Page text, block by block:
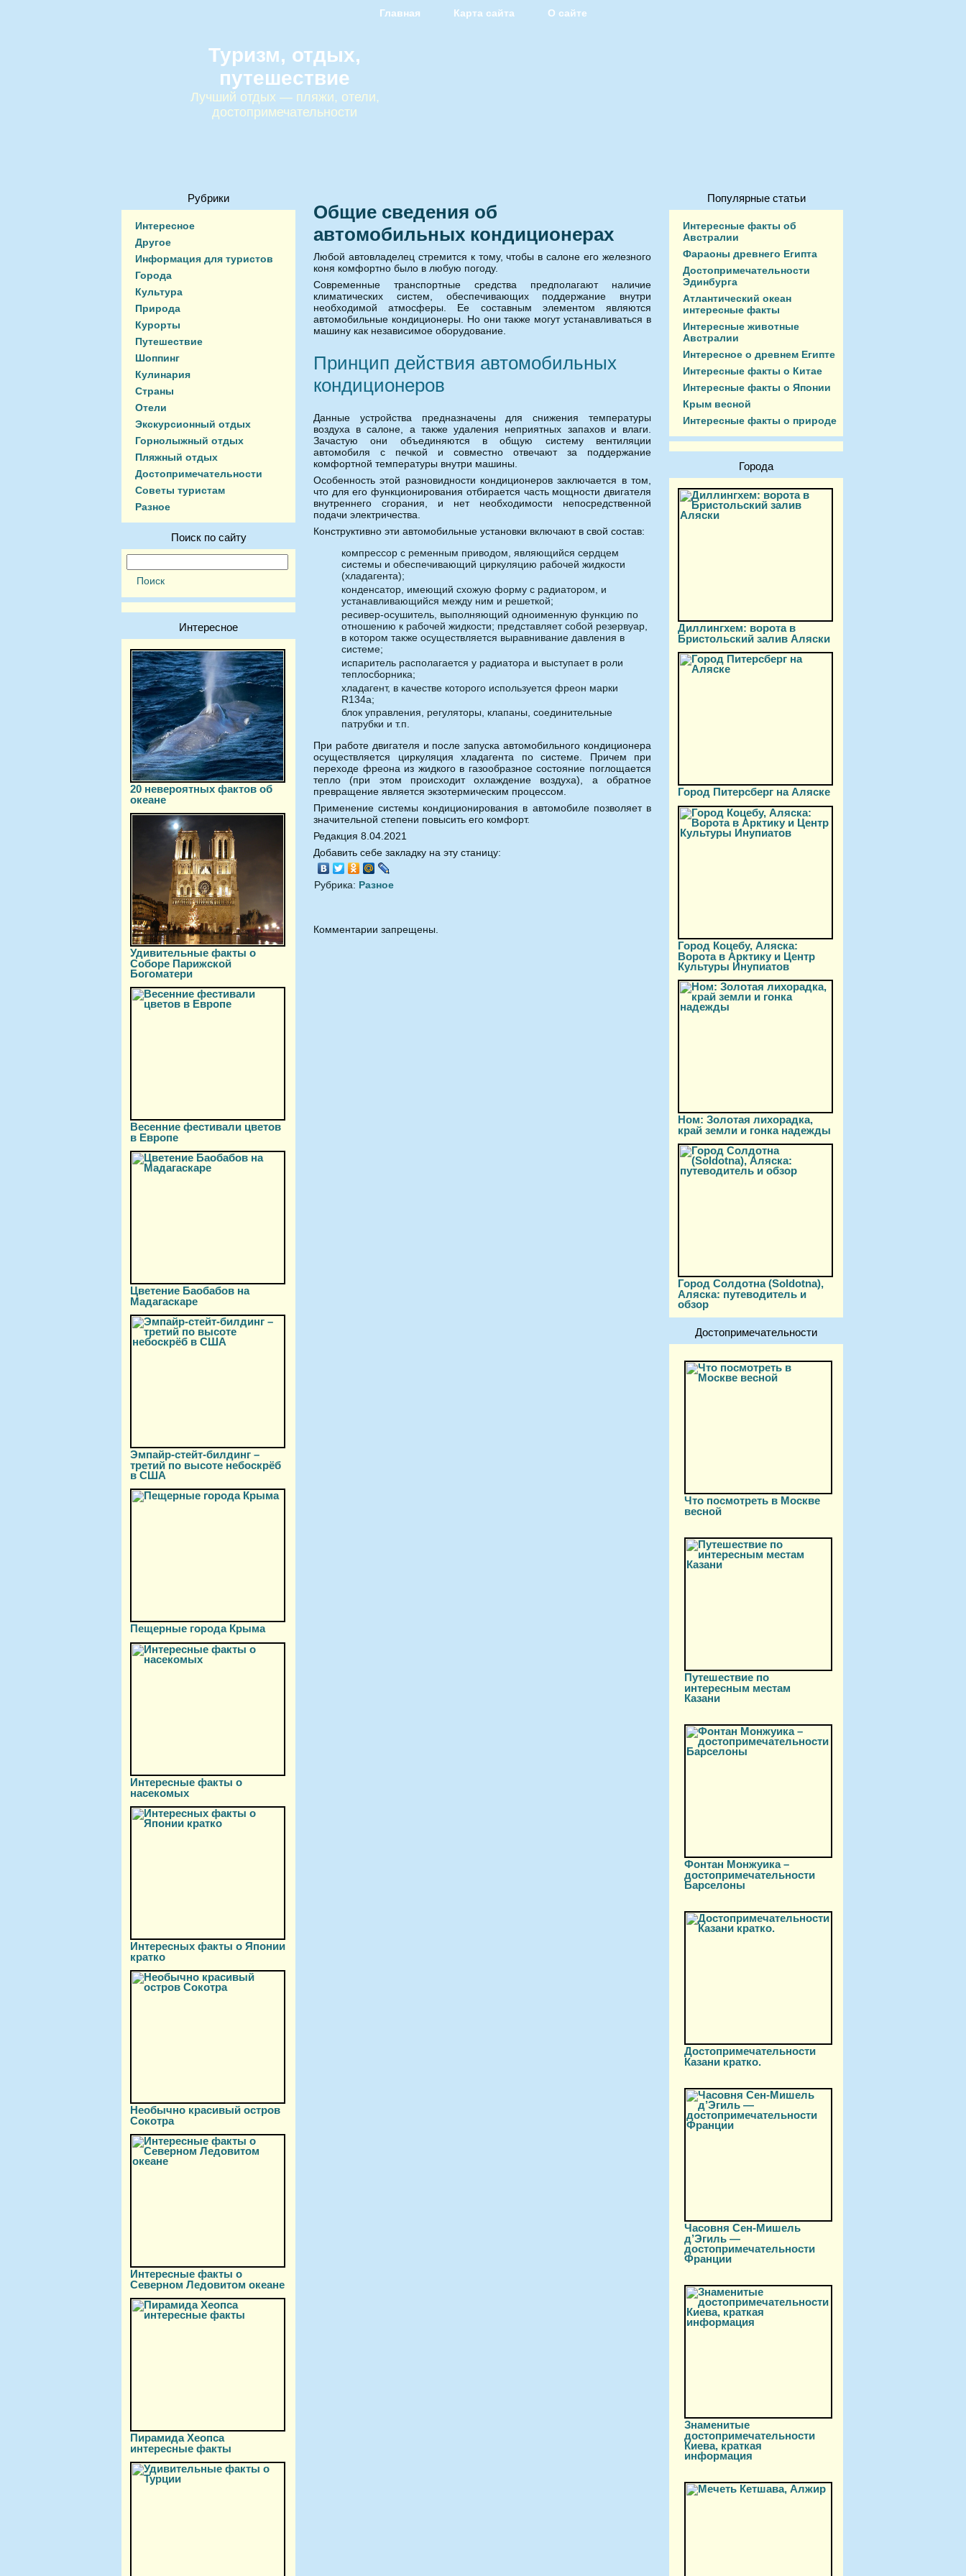
Главная Карта сайта О сайте
Туризм, отдых,
путешествие
Лучший отдых — пляжи, отели,
достопримечательности
Рубрики
Интересное
Другое
Информация для туристов
Города
Культура
Природа
Курорты
Путешествие
Шоппинг
Кулинария
Страны
Отели
Экскурсионный отдых
Горнолыжный отдых
Пляжный отдых
Достопримечательности
Советы туристам
Разное
Поиск по сайту
Интересное
20 невероятных фактов об
океане
Удивительные факты о
Соборе Парижской
Богоматери
Весенние фестивали цветов
в Европе
Цветение Баобабов на
Мадагаскаре
Эмпайр-стейт-билдинг –
третий по высоте небоскрёб
в США
Пещерные города Крыма
Интересные факты о
насекомых
Интересных факты о Японии
кратко
Необычно красивый остров
Сокотра
Интересные факты о
Северном Ледовитом океане
Пирамида Хеопса
интересные факты
Общие сведения об
автомобильных кондиционерах
Любой автовладелец стремится к тому, чтобы в салоне его железного
коня комфортно было в любую погоду.
Современные транспортные средства предполагают наличие
климатических систем, обеспечивающих поддержание внутри
необходимой атмосферы. Ее составным элементом являются
автомобильные кондиционеры. Но они также могут устанавливаться в
машину как независимое оборудование.
Принцип действия автомобильных
кондиционеров
Данные устройства предназначены для снижения температуры
воздуха в салоне, а также удаления неприятных запахов и влаги.
Зачастую они объединяются в общую систему вентиляции
автомобиля с печкой и совместно отвечают за поддержание
комфортной температуры внутри машины.
Особенность этой разновидности кондиционеров заключается в том,
что для его функционирования отбирается часть мощности двигателя
внутреннего сгорания, и нет необходимости непосредственной
подачи электричества.
Конструктивно эти автомобильные установки включают в свой состав:
компрессор с ременным приводом, являющийся сердцем
системы и обеспечивающий циркуляцию рабочей жидкости
(хладагента);
конденсатор, имеющий схожую форму с радиатором, и
устанавливающийся между ним и решеткой;
ресивер-осушитель, выполняющий одноименную функцию по
отношению к рабочей жидкости; представляет собой резервуар,
в котором также осуществляется выравнивание давления в
системе;
испаритель располагается у радиатора и выступает в роли
теплосборника;
хладагент, в качестве которого используется фреон марки
R134a;
блок управления, регуляторы, клапаны, соединительные
патрубки и т.п.
При работе двигателя и после запуска автомобильного кондиционера
осуществляется циркуляция хладагента по системе. Причем при
переходе фреона из жидкого в газообразное состояние поглощается
тепло (при этом происходит охлаждение воздуха), а обратное
превращение является экзотермическим процессом.
Применение системы кондиционирования в автомобиле позволяет в
значительной степени повысить его комфорт.
Редакция 8.04.2021
Добавить себе закладку на эту станицу:
Рубрика: Разное
Комментарии запрещены.
Популярные статьи
Интересные факты об
Австралии
Фараоны древнего Египта
Достопримечательности
Эдинбурга
Атлантический океан
интересные факты
Интересные животные
Австралии
Интересное о древнем Египте
Интересные факты о Китае
Интересные факты о Японии
Крым весной
Интересные факты о природе
Города
Диллингхем: ворота в
Бристольский залив Аляски
Город Питерсберг на Аляске
Город Коцебу, Аляска:
Ворота в Арктику и Центр
Культуры Инупиатов
Ном: Золотая лихорадка,
край земли и гонка надежды
Город Солдотна (Soldotna),
Аляска: путеводитель и
обзор
Достопримечательности
Что посмотреть в Москве
весной
Путешествие по
интересным местам
Казани
Фонтан Монжуика –
достопримечательности
Барселоны
Достопримечательности
Казани кратко.
Часовня Сен-Мишель
д’Эгиль —
достопримечательности
Франции
Знаменитые
достопримечательности
Киева, краткая
информация